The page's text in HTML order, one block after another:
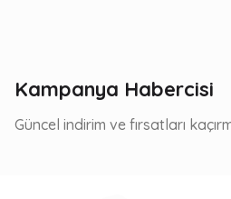
Kampanya Habercisi
Güncel indirim ve fırsatları